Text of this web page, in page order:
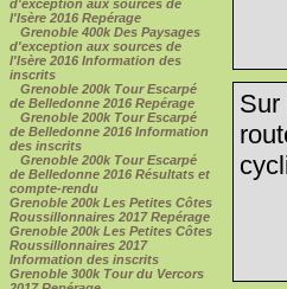
d'exception aux sources de
l'Isère 2016 Repérage
Grenoble 400k Des Paysages
d'exception aux sources de
l'Isère 2016 Information des
inscrits
Grenoble 200k Tour Escarpé
de Belledonne 2016 Repérage
Grenoble 200k Tour Escarpé
de Belledonne 2016 Information
des inscrits
Grenoble 200k Tour Escarpé
de Belledonne 2016 Résultats et
compte-rendu
Grenoble 200k Les Petites Côtes
Roussillonnaires 2017 Repérage
Grenoble 200k Les Petites Côtes
Roussillonnaires 2017
Information des inscrits
Grenoble 300k Tour du Vercors